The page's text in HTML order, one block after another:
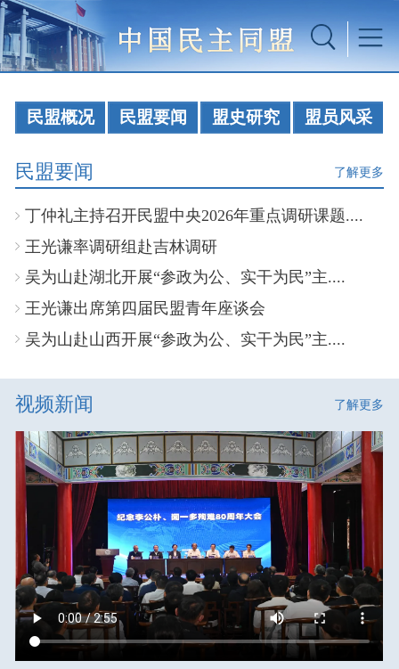
民盟概况 民盟要闻 盟史研究 盟员风采
民盟要闻 了解更多
丁仲礼主持召开民盟中央2026年重点调研课题....
王光谦率调研组赴吉林调研
吴为山赴湖北开展“参政为公、实干为民”主....
王光谦出席第四届民盟青年座谈会
吴为山赴山西开展“参政为公、实干为民”主....
视频新闻 了解更多